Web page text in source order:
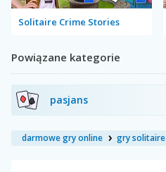
Solitaire Crime Stories
Powiązane kategorie
pasjans
darmowe gry online gry solitaire